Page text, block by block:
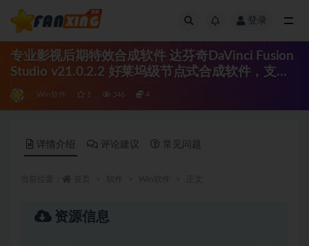
登录
专业影视后期特效合成软件 达芬奇DaVinci Fusion
Studio v21.0.2.2 好莱坞级节点式合成软件，支持
3D/VR/粒子特效
Win软件 1 346 4
详情介绍 评论建议 常见问题
资源信息